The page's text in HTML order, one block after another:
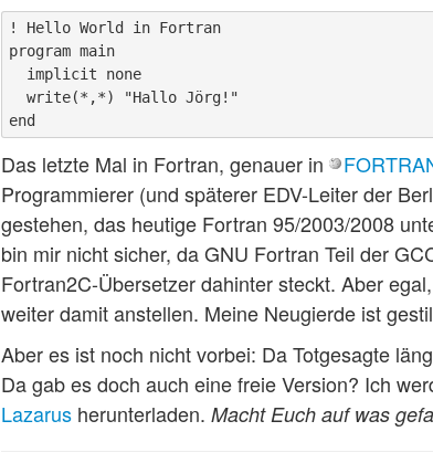
! Hello World in Fortran
program main
Das letzte Mal in Fortran, genauer in
Programmierer (und späterer EDV-Leiter der
gestehen, das heutige Fortran 95/2003/2008
bin mir nicht sicher, da GNU Fortran Teil der
Fortran2C-Übersetzer dahinter steckt. Aber
weiter damit anstellen. Meine Neugierde ist
Aber es ist noch nicht vorbei: Da Totgesagte
Da gab es doch auch eine freie Version? Ich
Lazarus herunterladen. Macht Euch auf was